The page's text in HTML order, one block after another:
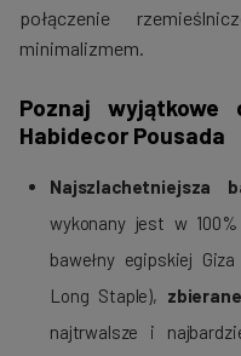
połączenie
minimalizmem.
Poznaj
Habidecor Pousada
Najszlachetniejsza
wykonany jest w
bawełny egipskiej
Long Staple),
najtrwalsze i